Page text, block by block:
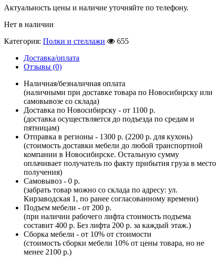
Актуальность цены и наличие уточняйте по телефону.
Нет в наличии
Категория: Полки и стеллажи
655
Доставка/оплата
Отзывы (0)
Наличная/безналичная оплата
(наличными при доставке товара по Новосибирску или
самовывозе со склада)
Доставка по Новосибирску - от 1100 р.
(доставка осуществляется до подъезда по средам и
пятницам)
Отправка в регионы - 1300 р. (2200 р. для кухонь)
(стоимость доставки мебели до любой транспортной
компании в Новосибирске. Остальную сумму
оплачивает получатель по факту прибытия груза в место
получения)
Самовывоз - 0 р.
(забрать товар можно со склада по адресу: ул.
Кирзаводская 1, по ранее согласованному времени)
Подъем мебели - от 200 р.
(при наличии рабочего лифта стоимость подъема
составит 400 р. Без лифта 200 р. за каждый этаж.)
Сборка мебели - от 10% от стоимости
(стоимость сборки мебели 10% от цены товара, но не
менее 2100 р.)